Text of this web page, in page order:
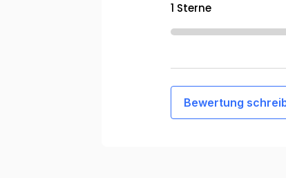
1 Sterne
Bewertung